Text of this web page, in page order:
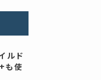
ルド
も使